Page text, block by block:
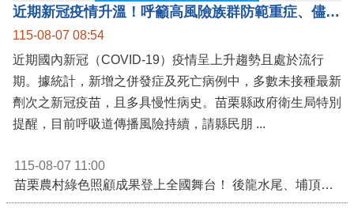
近期新冠疫情升溫！呼籲高風險族群防範重症、儘速接種疫苗及早就醫
115-08-07 08:54
近期國內新冠（COVID-19）疫情呈上升趨勢且處於流行
期。據統計，新增之併發症及死亡病例中，多數未接種最新
劑次之新冠疫苗，且多具慢性病史。苗栗縣政府衛生局特別
115-08-07 11:00